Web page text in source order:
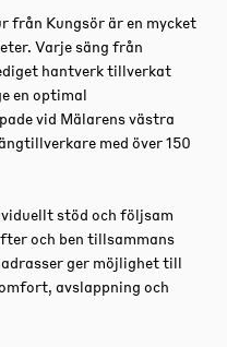
från Kungsör är en mycket
Varje säng från
hantverk tillverkat
en optimal
vid Mälarens västra
med över 150
stöd och följsam
och ben tillsammans
ger möjlighet till
avslappning och